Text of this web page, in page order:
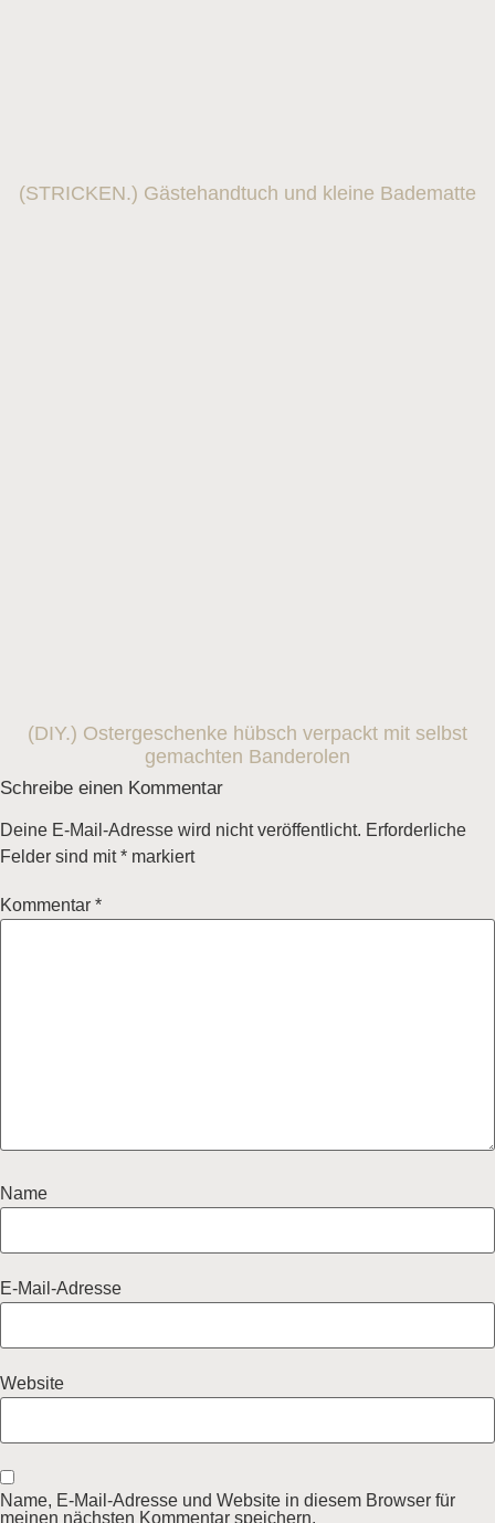
(STRICKEN.) Gästehandtuch und kleine Badematte
(DIY.) Ostergeschenke hübsch verpackt mit selbst
gemachten Banderolen
Schreibe einen Kommentar
Deine E-Mail-Adresse wird nicht veröffentlicht. Erforderliche
Felder sind mit* markiert
Kommentar *
Name
E-Mail-Adresse
Website
Name, E-Mail-Adresse und Website in diesem Browser für
meinen nächsten Kommentar speichern.